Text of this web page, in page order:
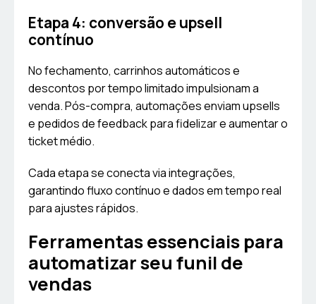
Etapa 4: conversão e upsell
contínuo
No fechamento, carrinhos automáticos e
descontos por tempo limitado impulsionam a
venda. Pós-compra, automações enviam upsells
e pedidos de feedback para fidelizar e aumentar o
ticket médio.
Cada etapa se conecta via integrações,
garantindo fluxo contínuo e dados em tempo real
para ajustes rápidos.
Ferramentas essenciais para
automatizar seu funil de
vendas